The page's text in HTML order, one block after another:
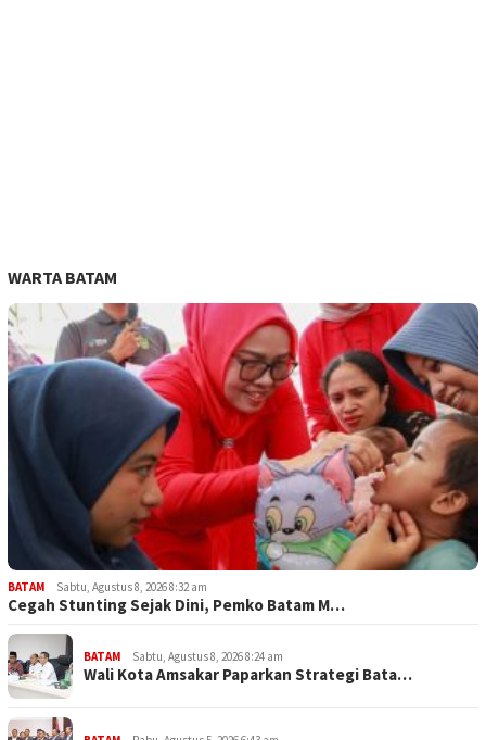
WARTA BATAM
BATAM Sabtu, Agustus 8, 2026 8:32 am
Cegah Stunting Sejak Dini, Pemko Batam M…
BATAM Sabtu, Agustus 8, 2026 8:24 am
Wali Kota Amsakar Paparkan Strategi Bata…